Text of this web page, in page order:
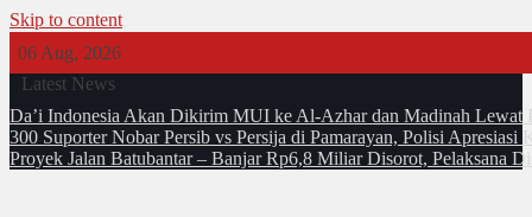
Skip to content
06 Aug, 2026
Latest News
Da’i Indonesia Akan Dikirim MUI ke Al-Azhar dan Madinah Lewat
300 Suporter Nobar Persib vs Persija di Pamarayan, Polisi
Proyek Jalan Batubantar – Banjar Rp6,8 Miliar Disorot, Pelaksana